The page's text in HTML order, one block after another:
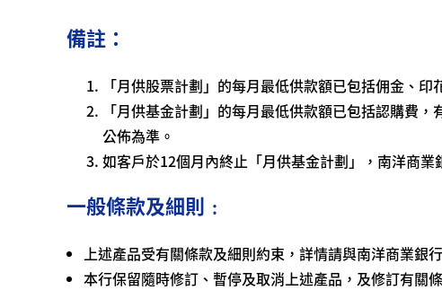
備註：
「月供股票計劃」的每月最低供款額已包括佣金、印
「月供基金計劃」的每月最低供款額已包括認購費
公佈為準。
如客戶於12個月內終止「月供基金計劃」，南洋商
一般條款及細則﹕
上述產品受有關條款及細則約束，詳情請與南洋商業銀
本行保留隨時修訂、暫停及取消上述產品，及修訂有關